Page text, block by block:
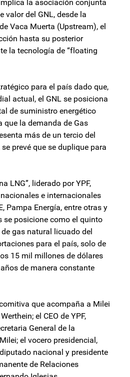
la asociación conjunta
valor del GNL, desde la
Vaca Muerta (Upstream), el
hasta su posterior
la tecnología de “floating
para el país dado que,
actual, el GNL se posiciona
de suministro energético
que la demanda de Gas
más de un tercio del
prevé que se duplique para
LNG”, liderado por YPF,
e internacionales
Pampa Energía, entre otras y
se posicione como el quinto
gas natural licuado del
para el país, solo de
15 mil millones de dólares
de manera constante
que acompaña a Milei
el CEO de YPF,
General de la
el vocero presidencial,
nacional y presidente
de Relaciones